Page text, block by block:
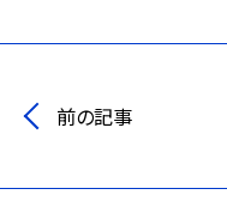
前の記事